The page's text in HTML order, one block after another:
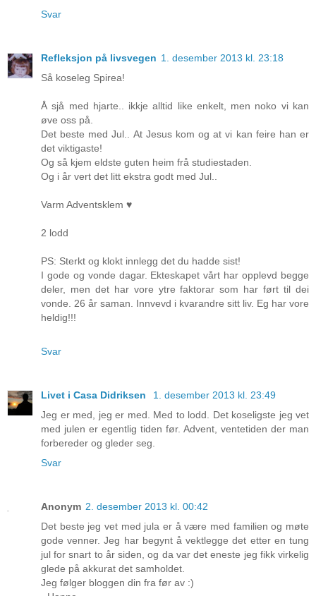
Svar
Refleksjon på livsvegen 1. desember 2013 kl. 23:18
Så koseleg Spirea!
Å sjå med hjarte.. ikkje alltid like enkelt, men noko vi kan
øve oss på.
Det beste med Jul.. At Jesus kom og at vi kan feire han er
det viktigaste!
Og så kjem eldste guten heim frå studiestaden.
Og i år vert det litt ekstra godt med Jul..
Varm Adventsklem ♥
2 lodd
PS: Sterkt og klokt innlegg det du hadde sist!
I gode og vonde dagar. Ekteskapet vårt har opplevd begge
deler, men det har vore ytre faktorar som har ført til dei
vonde. 26 år saman. Innvevd i kvarandre sitt liv. Eg har vore
heldig!!!
Svar
Livet i Casa Didriksen
1. desember 2013 kl. 23:49
Jeg er med, jeg er med. Med to lodd. Det koseligste jeg vet
med julen er egentlig tiden før. Advent, ventetiden der man
forbereder og gleder seg.
Svar
Anonym 2. desember 2013 kl. 00:42
Det beste jeg vet med jula er å være med familien og møte
gode venner. Jeg har begynt å vektlegge det etter en tung
jul for snart to år siden, og da var det eneste jeg fikk virkelig
glede på akkurat det samholdet.
Jeg følger bloggen din fra før av :)